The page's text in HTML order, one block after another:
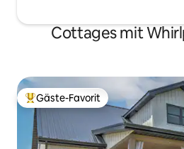
Cottages mit
Beliebter Gäste-Favorit.
Gäste-Favorit